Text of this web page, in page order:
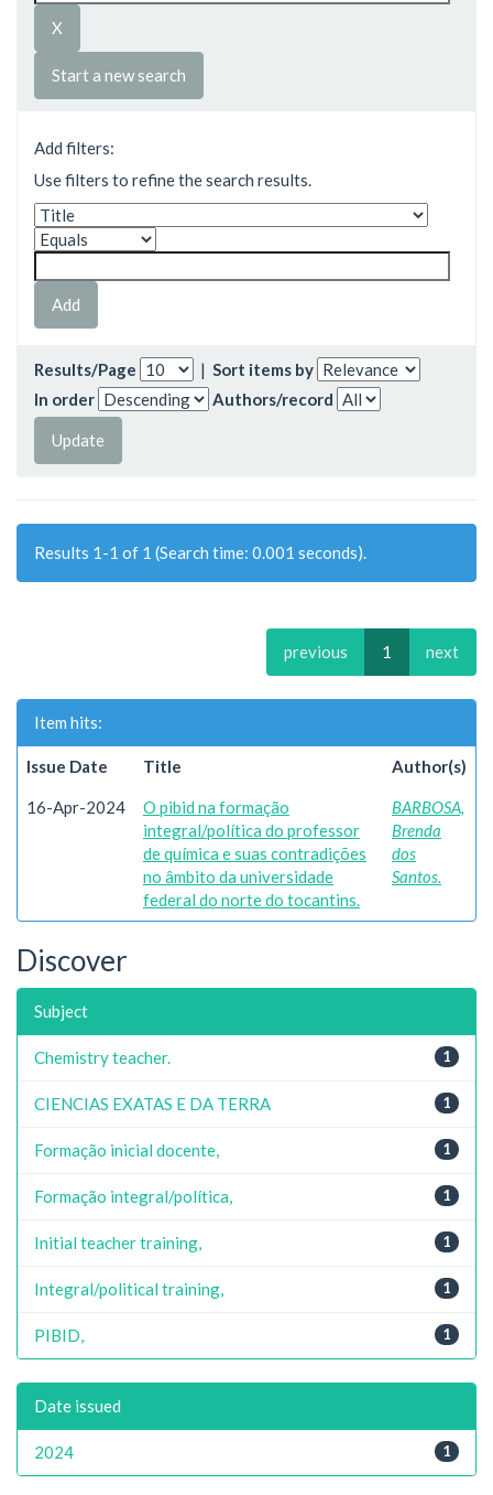
Start a new search
Add filters:
Use filters to refine the search results.
Results/Page | Sort items by
In order
Authors/record
Results 1-1 of 1 (Search time: 0.001 seconds).
previous 1 next
Item hits:
Issue Date Title Author(s)
16-Apr-2024
O pibid na formação
integral/política do professor
de química e suas contradições
no âmbito da universidade
federal do norte do tocantins.
BARBOSA,
Brenda
dos
Santos.
Discover
Subject
1
Chemistry teacher.
1
CIENCIAS EXATAS E DA TERRA
1
Formação inicial docente,
1
Formação integral/política,
1
Initial teacher training,
1
Integral/political training,
1
PIBID,
Date issued
1
2024